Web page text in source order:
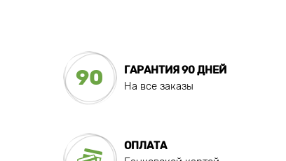
90
ГАРАНТИЯ 90 ДНЕЙ
На все заказы
ОПЛАТА